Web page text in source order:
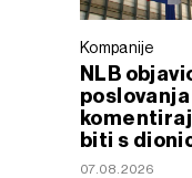
Kompanije
NLB
poslovanja
biti s
07.08.2026